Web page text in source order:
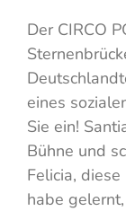
Der CIRCO
eines
Sie ein!
Bühne und
Felicia,
habe